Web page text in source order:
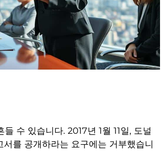
수 있습니다. 2017년 1월 11일, 도널
를 공개하라는 요구에는 거부했습니